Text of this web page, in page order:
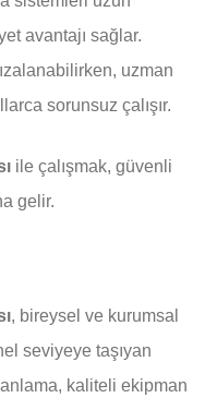
avantajı sağlar.
uzman
sorunsuz çalışır.
ile çalışmak, güvenli
gelir.
, bireysel ve kurumsal
seviyeye taşıyan
kaliteli ekipman